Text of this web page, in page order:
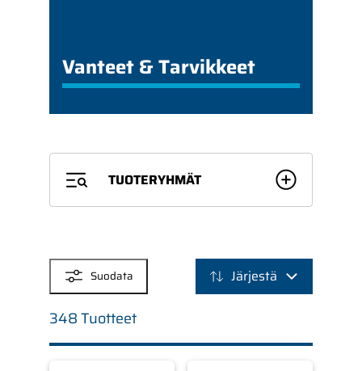
Vanteet & Tarvikkeet
TUOTERYHMÄT
Suodata Järjestä
348 Tuotteet